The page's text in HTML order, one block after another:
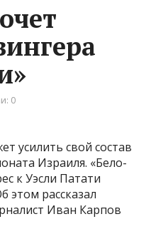
0
усилить свой состав
Израиля. «Бело-
к Уэсли Патати
этом рассказал
Иван Карпов